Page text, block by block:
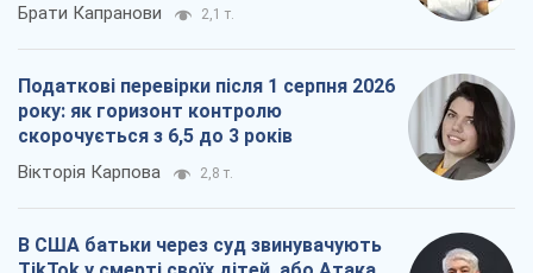
Брати Капранови 2,1 т.
Податкові перевірки після 1 серпня 2026
року: як горизонт контролю
скорочується з 6,5 до 3 років
Вікторія Карпова 2,8 т.
В США батьки через суд звинувачують